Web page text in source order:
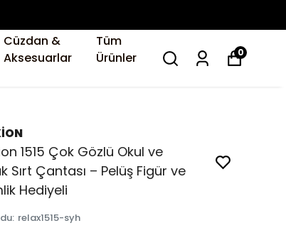
Cüzdan &
Aksesuarlar
Tüm
Ürünler
0
1515 Çok Gözlü Okul ve
Sırt Çantası – Pelüş Figür ve
Hediyeli
: relax1515-syh